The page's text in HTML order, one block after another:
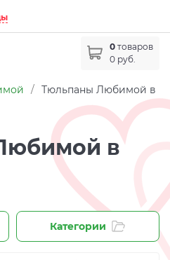
0 товаров
0 руб.
/ Тюльпаны Любимой в
в
Категории